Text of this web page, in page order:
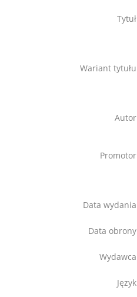
Tytuł
Wariant tytułu
Autor
Promotor
Data wydania
Data obrony
Wydawca
Język